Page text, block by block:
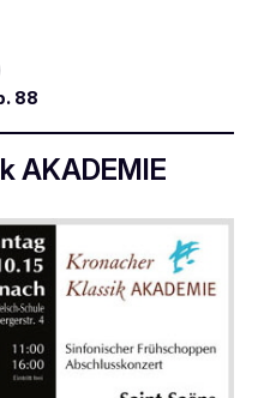
88
AKADEMIE